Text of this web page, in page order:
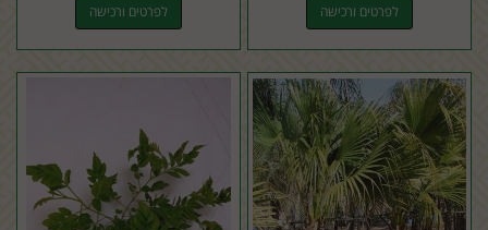
לפרטים ורכישה לפרטים ורכישה